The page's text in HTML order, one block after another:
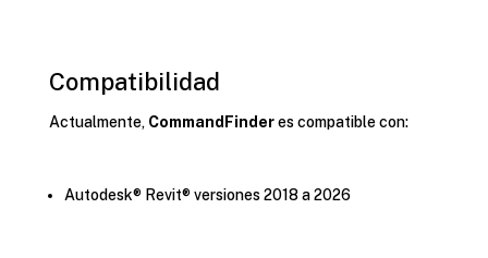
Compatibilidad
Actualmente, CommandFinderes compatible con:
Autodesk® Revit® versiones 2018 a 2026